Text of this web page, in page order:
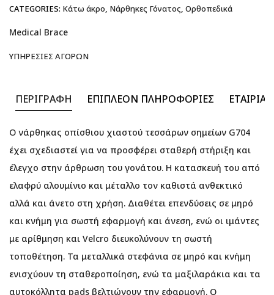
CATEGORIES: Κάτω άκρο, Νάρθηκες Γόνατος, Ορθοπεδικά
Medical Brace
ΥΠΗΡΕΣΊΕΣ ΑΓΟΡΏΝ
ΠΕΡΙΓΡΑΦΉ ΕΠΙΠΛΈΟΝ ΠΛΗΡΟΦΟΡΊΕΣ ΕΤΑΙΡΊΑ
Ο νάρθηκας οπίσθιου χιαστού τεσσάρων σημείων G704
έχει σχεδιαστεί για να προσφέρει σταθερή στήριξη και
έλεγχο στην άρθρωση του γονάτου. Η κατασκευή του από
ελαφρύ αλουμίνιο και μέταλλο τον καθιστά ανθεκτικό
αλλά και άνετο στη χρήση. Διαθέτει επενδύσεις σε μηρό
και κνήμη για σωστή εφαρμογή και άνεση, ενώ οι ιμάντες
με αρίθμηση και Velcro διευκολύνουν τη σωστή
τοποθέτηση. Τα μεταλλικά στεφάνια σε μηρό και κνήμη
ενισχύουν τη σταθεροποίηση, ενώ τα μαξιλαράκια και τα
αυτοκόλλητα pads βελτιώνουν την εφαρμογή. Ο